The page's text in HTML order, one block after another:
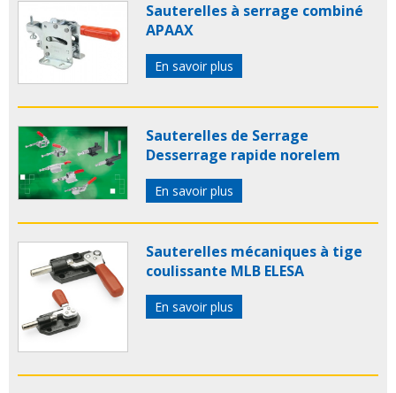
Sauterelles à serrage combiné
APAAX
En savoir plus
Sauterelles de Serrage
Desserrage rapide norelem
En savoir plus
Sauterelles mécaniques à tige
coulissante MLB ELESA
En savoir plus